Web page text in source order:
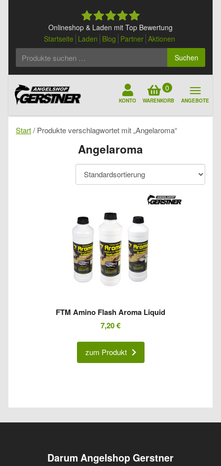
Onlineshop & Laden mit Top Bewertung
Startseite Laden Blog Partner Aktionen
Suchen
KONTO
0
WARENKORB ANGEBOTE
Start/ Produkte verschlagwortet mit „Angelaroma“
Angelaroma
FTM Amino Flash Aroma Liquid
7,20€
zum Produkt
Darum Angelshop Gerstner